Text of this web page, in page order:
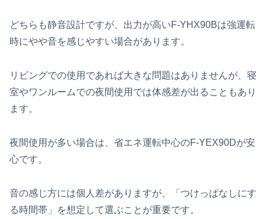
どちらも静音設計ですが、出力が高いF‑YHX90Bは強運転
時にやや音を感じやすい場合があります。
リビングでの使用であれば大きな問題はありませんが、寝
室やワンルームでの夜間使用では体感差が出ることもあり
ます。
夜間使用が多い場合は、省エネ運転中心のF‑YEX90Dが安
心です。
音の感じ方には個人差がありますが、「つけっぱなしにす
る時間帯」を想定して選ぶことが重要です。